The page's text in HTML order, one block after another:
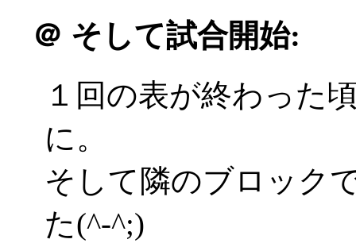
＠ そして試合開始:
１回の表が終わった
に。
そして隣のブロック
た(^-^;)